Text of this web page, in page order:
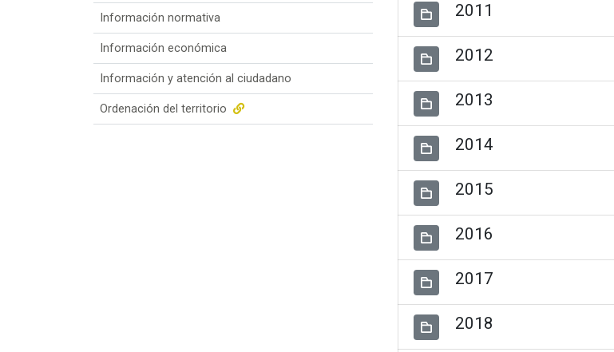
Información normativa
Información económica
Información y atención al ciudadano
Ordenación del territorio
2011
2012
2013
2014
2015
2016
2017
2018